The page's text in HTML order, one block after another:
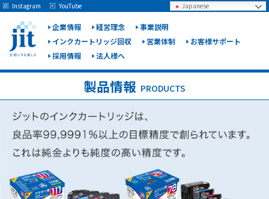
企業情報 経営理念
事業説明
インクカートリッジ回収
営業体制
お客様サポート
採用情報
法人様へ
Japanese
Instagram YouTube
製品情報 PRODUCTS
May we use cookies to track your activities? We take your privacy very seriously.
Please see our privacy policy for details and any questions.YesNo